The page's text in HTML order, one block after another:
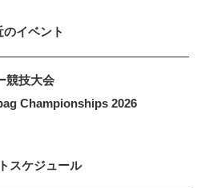
のイベント
競技大会
Championships 2026
スケジュール